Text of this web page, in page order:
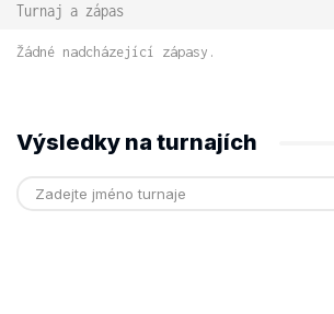
Turnaj a zápas
Žádné nadcházející zápasy.
Výsledky na turnajích